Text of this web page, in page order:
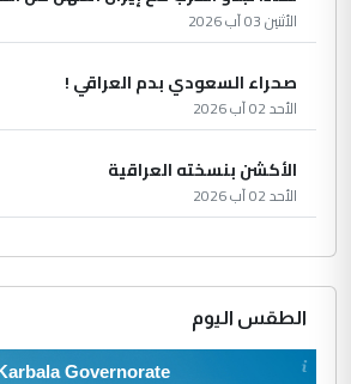
الأثنين 03 آب 2026
صحراء السعودي بدم العراقي !
الأحد 02 آب 2026
الأكشن بنسخته العراقية
الأحد 02 آب 2026
الطقس اليوم
Governorate